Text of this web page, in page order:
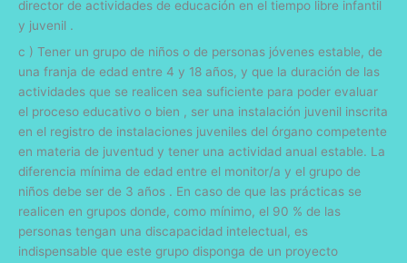
director de actividades de educación en el tiempo libre infantil
y juvenil .
c ) Tener un grupo de niños o de personas jóvenes estable, de
una franja de edad entre 4 y 18 años, y que la duración de las
actividades que se realicen sea suficiente para poder evaluar
el proceso educativo o bien , ser una instalación juvenil inscrita
en el registro de instalaciones juveniles del órgano competente
en materia de juventud y tener una actividad anual estable. La
diferencia mínima de edad entre el monitor/a y el grupo de
niños debe ser de 3 años . En caso de que las prácticas se
realicen en grupos donde, como mínimo, el 90 % de las
personas tengan una discapacidad intelectual, es
indispensable que este grupo disponga de un proyecto